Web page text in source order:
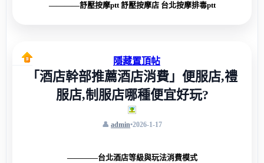
————舒壓按摩ptt 舒壓按摩店 台北按摩排毒ptt
隱藏置頂帖
「酒店幹部推薦酒店消費」便服店,禮
服店,制服店哪種便宜好玩?
admin•2026-1-17
————台北酒店等級與玩法消費模式